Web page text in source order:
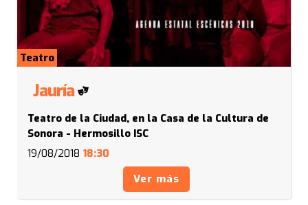
Teatro
Jauría
Teatro de la Ciudad, en la Casa de la Cultura de
Sonora - Hermosillo ISC
19/08/2018 18:30
Ver más